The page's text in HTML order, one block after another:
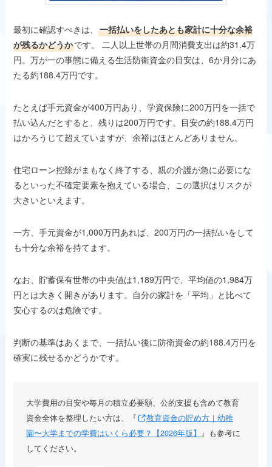
最初に確認すべきは、一括払いをしたあとも家計に十分な余裕
が残るかどうかです。 二人以上世帯の月間消費支出は約31.4万
円。万が一の事態に備える生活防衛資金の目安は、6か月分にあ
たる約188.4万円です。
たとえば手元資金が400万円あり、学資保険に200万円を一括で
払い込んだとすると、残りは200万円です。目安の約188.4万円
はかろうじて超えていますが、余裕はほとんどありません。
住宅ローン控除がまもなく終了する、親の介護が急に必要にな
るといった不確定要素を抱えている場合、この選択はリスクが
大きいといえます。
一方、手元資金が1,000万円あれば、200万円の一括払いをして
も十分な余裕を持てます。
なお、貯蓄保有世帯の中央値は1,189万円で、平均値の1,984万
円とは大きく開きがあります。自分の家計を「平均」と比べて
安心するのは危険です。
判断の基準はあくまで、一括払い後に防衛資金の約188.4万円を
確実に残せるかどうかです。
大学費用の目安や毎月の積立必要額、公的支援も含めて教育
資金全体を整理したい方は、『
教育資金の貯め方｜幼稚
園〜大学までの学費はいくら必要？【2026年版】 』も参考に
してください。